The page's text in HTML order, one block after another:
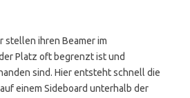
stellen ihren Beamer im
Platz oft begrenzt ist und
sind. Hier entsteht schnell die
einem Sideboard unterhalb der